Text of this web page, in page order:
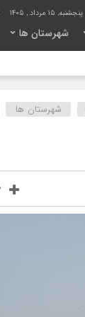
پنجشنبه, ۱۵ مرداد , ۱۴۰۵
شهرستان ها
شهرستان ها